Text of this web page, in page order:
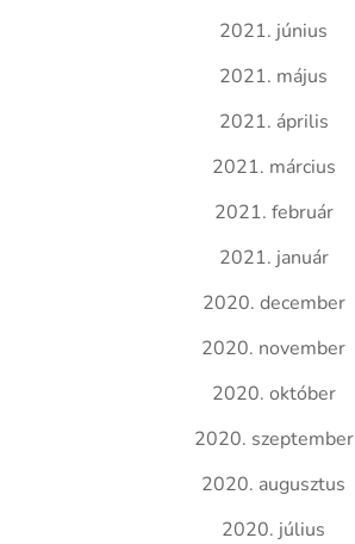
2021. június
2021. május
2021. április
2021. március
2021. február
2021. január
2020. december
2020. november
2020. október
2020. szeptember
2020. augusztus
2020. július